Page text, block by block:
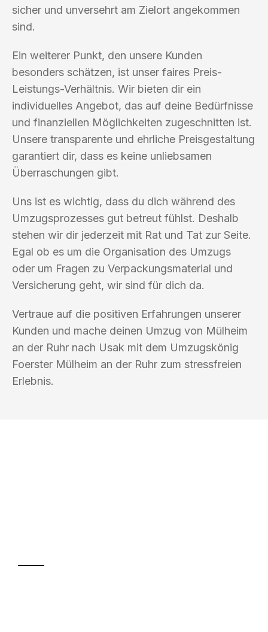
sicher und unversehrt am Zielort angekommen
sind.
Ein weiterer Punkt, den unsere Kunden
besonders schätzen, ist unser faires Preis-
Leistungs-Verhältnis. Wir bieten dir ein
individuelles Angebot, das auf deine Bedürfnisse
und finanziellen Möglichkeiten zugeschnitten ist.
Unsere transparente und ehrliche Preisgestaltung
garantiert dir, dass es keine unliebsamen
Überraschungen gibt.
Uns ist es wichtig, dass du dich während des
Umzugsprozesses gut betreut fühlst. Deshalb
stehen wir dir jederzeit mit Rat und Tat zur Seite.
Egal ob es um die Organisation des Umzugs
oder um Fragen zu Verpackungsmaterial und
Versicherung geht, wir sind für dich da.
Vertraue auf die positiven Erfahrungen unserer
Kunden und mache deinen Umzug von Mülheim
an der Ruhr nach Usak mit dem Umzugskönig
Foerster Mülheim an der Ruhr zum stressfreien
Erlebnis.